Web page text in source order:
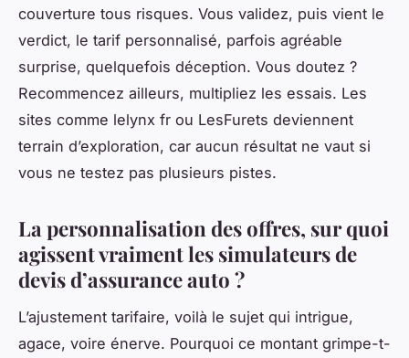
couverture tous risques. Vous validez, puis vient le
verdict, le tarif personnalisé, parfois agréable
surprise, quelquefois déception. Vous doutez ?
Recommencez ailleurs, multipliez les essais. Les
sites comme lelynx fr ou LesFurets deviennent
terrain d’exploration, car aucun résultat ne vaut si
vous ne testez pas plusieurs pistes.
La personnalisation des offres, sur quoi
agissent vraiment les simulateurs de
devis d’assurance auto ?
L’ajustement tarifaire, voilà le sujet qui intrigue,
agace, voire énerve. Pourquoi ce montant grimpe-t-